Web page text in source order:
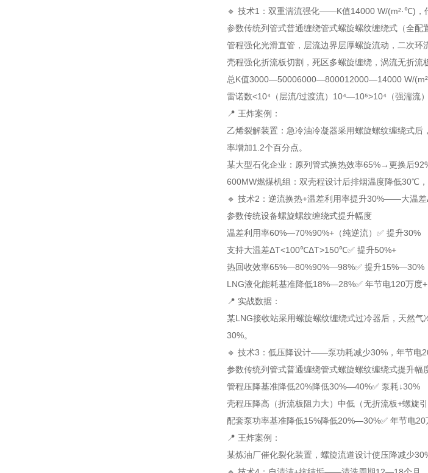
🔹 技术1：双重湍流强化——K值14000 W/(m²·℃)
参数传统列管式普通缠绕管式螺旋螺纹缠绕式（全配
管程强化光滑直管，层流边界层厚螺旋流动，二次环
壳程强化折流板切割，死区多螺旋缠绕，涡流无折流
总K值3000—50006000—800012000—14000 W/
雷诺数<10⁴（层流/过渡流） 10⁴—10⁵>10⁴（强湍流）
📍 王炸案例：
乙烯裂解装置：急冷油冷凝器采用螺旋螺纹缠绕式
率增加1.2个百分点。
某大型石化企业：原列管式换热效率65%→更换后
600MW燃煤机组：双壳程设计后排烟温度降低30℃
🔹 技术2：逆流换热+温差利用率提升30%——大温
参数传统设备螺旋螺纹缠绕式提升幅度
温差利用率60%—70%90%+（纯逆流） ✅ 提升30%
支持大温差ΔT<100℃ΔT>150℃✅ 提升50%+
热回收效率65%—80%90%—98%✅ 提升15%—30%
LNG液化能耗基准降低18%—28%✅ 年节电120万度+
📍 实战数据：
某LNG接收站采用螺旋螺纹缠绕式过冷器后，天然
30%。
🔹 技术3：低压降设计——泵功耗减少30%，年节电
参数传统列管式普通缠绕管式螺旋螺纹缠绕式提升幅
管程压降基准降低20%降低30%—40%✅ 泵耗↓30%
壳程压降高（折流板阻力大） 中低（无折流板+螺旋引
配套泵功率基准降低15%降低20%—30%✅ 年节电20
📍 王炸案例：
某炼油厂催化裂化装置，螺旋流道设计使压降减少